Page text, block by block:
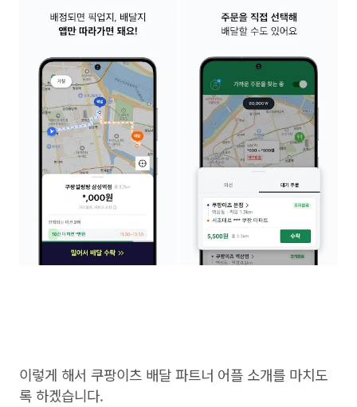
이렇게 해서 쿠팡이츠 배달 파트너 어플 소개를 마치도
록 하겠습니다.